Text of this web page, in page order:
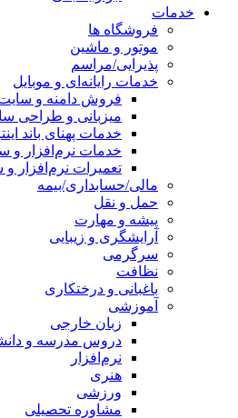
خدمات
فروشگاه ها
موتور و ماشین
پذیرایی/مراسم
خدمات رایانه‌ای و موبایل
فروش دامنه و سایت
میزبانی و طراحی
خدمات پهنای باند
خدمات نرم‌افزار و
تعمیرات نرم‌افزار
مالی/حسابداری/بیمه
حمل و نقل
پیشه و مهارت
آرایشگری و زیبایی
سرگرمی
نظافت
باغبانی و درختکاری
آموزشی
زبان خارجی
دروس مدرسه و
نرم‌افزار
هنری
ورزشی
مشاوره تحصیلی